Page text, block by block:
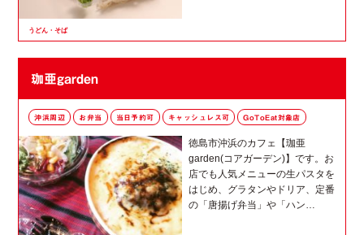
うどん・そば
珈亜garden
沖浜周辺 お弁当 当日予約可 キャッシュレス可 GoToEat対象店
徳島市沖浜のカフェ【珈亜
garden(コアガーデン)】です。お
店でも人気メニューの生パスタを
はじめ、グラタンやドリア、定番
の「唐揚げ弁当」や「ハン…